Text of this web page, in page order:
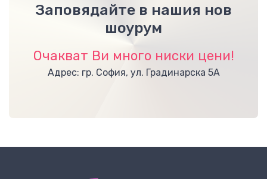
Заповядайте в нашия нов
шоурум
Очакват Ви много ниски цени!
Адрес: гр. София, ул. Градинарска 5А